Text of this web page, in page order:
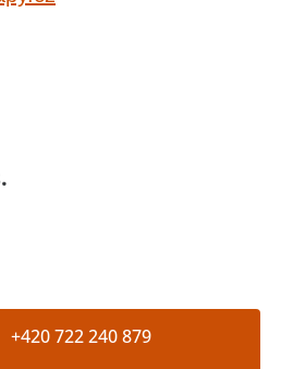
+420 722 240 879